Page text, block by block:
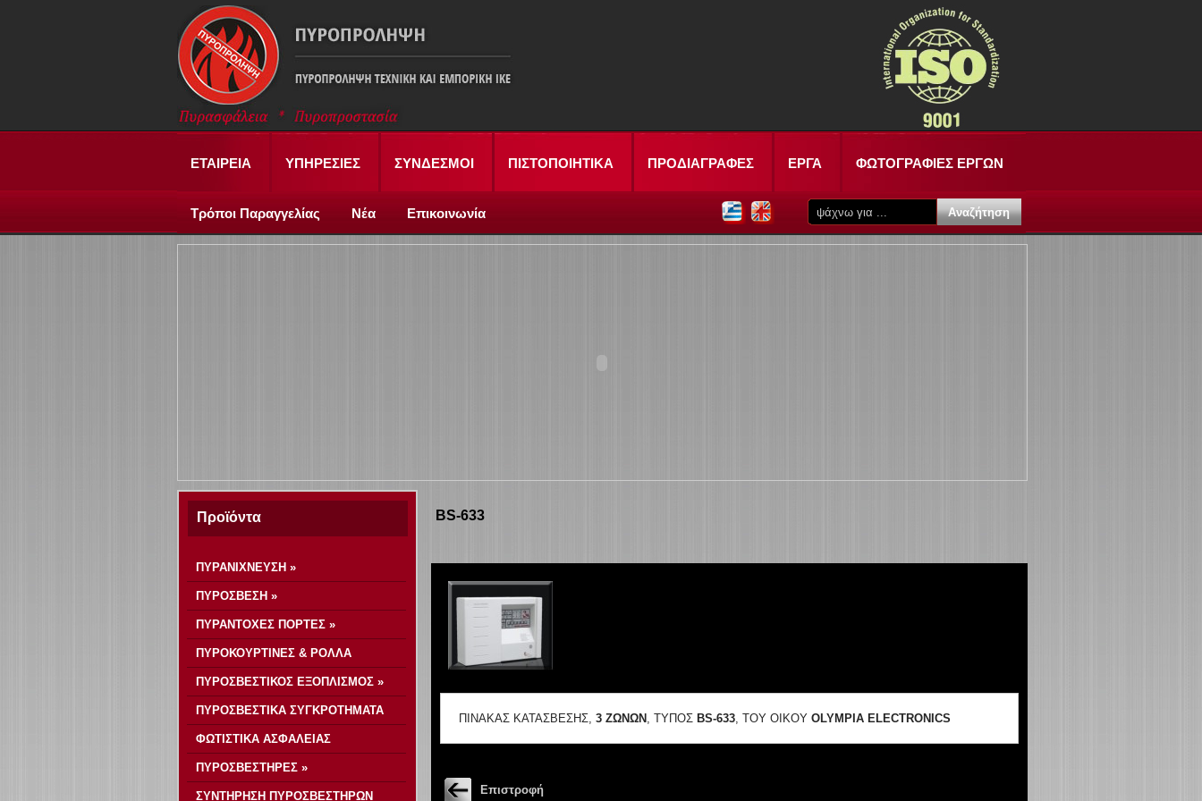
ΕΤΑΙΡΕΙΑ ΥΠΗΡΕΣΙΕΣ ΣΥΝΔΕΣΜΟΙ ΠΙΣΤΟΠΟΙΗΤΙΚΑ ΠΡΟΔΙΑΓΡΑΦΕΣ ΕΡΓΑ ΦΩΤΟΓΡΑΦΙΕΣ ΕΡΓΩΝ
Τρόποι Παραγγελίας Νέα Επικοινωνία
Προϊόντα
ΠΥΡΑΝΙΧΝΕΥΣΗ »
ΠΥΡΟΣΒΕΣΗ »
ΠΥΡΑΝΤΟΧΕΣ ΠΟΡΤΕΣ »
ΠΥΡΟΚΟΥΡΤΙΝΕΣ & ΡΟΛΛΑ
ΠΥΡΟΣΒΕΣΤΙΚΟΣ ΕΞΟΠΛΙΣΜΟΣ »
ΠΥΡΟΣΒΕΣΤΙΚΑ ΣΥΓΚΡΟΤΗΜΑΤΑ
ΦΩΤΙΣΤΙΚΑ ΑΣΦΑΛΕΙΑΣ
ΠΥΡΟΣΒΕΣΤΗΡΕΣ »
ΣΥΝΤΗΡΗΣΗ ΠΥΡΟΣΒΕΣΤΗΡΩΝ
BS-633
ΠΙΝΑΚΑΣ ΚΑΤΑΣΒΕΣΗΣ, 3 ΖΩΝΩΝ , ΤΥΠΟΣ BS-633, ΤΟΥ ΟΙΚΟΥ OLYMPIA ELECTRONICS
Επιστροφή